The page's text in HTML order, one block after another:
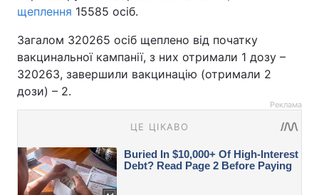
щеплення 15585 осіб.
Загалом 320265 осіб щеплено від початку
вакцинальної кампанії, з них отримали 1 дозу –
320263, завершили вакцинацію (отримали 2
дози) – 2.
Реклама